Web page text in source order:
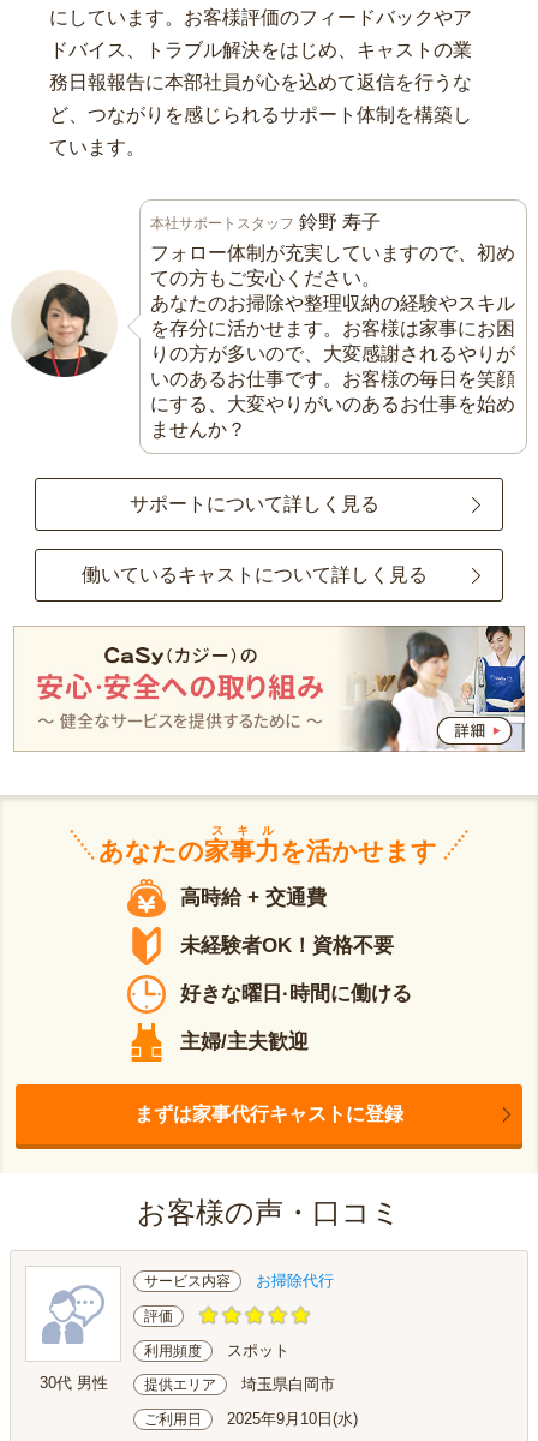
にしています。お客様評価のフィードバックやア
ドバイス、トラブル解決をはじめ、キャストの業
務日報報告に本部社員が心を込めて返信を行うな
ど、つながりを感じられるサポート体制を構築し
ています。
本社サポートスタッフ 鈴野 寿子
フォロー体制が充実していますので、初め
ての方もご安心ください。
あなたのお掃除や整理収納の経験やスキル
を存分に活かせます。お客様は家事にお困
りの方が多いので、大変感謝されるやりが
いのあるお仕事です。お客様の毎日を笑顔
にする、大変やりがいのあるお仕事を始め
ませんか？
サポートについて詳しく見る
働いているキャストについて詳しく見る
あなたの家事力
スキル
を活かせます
高時給 + 交通費
未経験者OK！資格不要
好きな曜日·時間に働ける
主婦/主夫歓迎
まずは家事代行キャストに登録
お客様の声・口コミ
30代 男性
サービス内容 お掃除代行
評価
利用頻度 スポット
提供エリア 埼玉県白岡市
ご利用日 2025年9月10日(水)